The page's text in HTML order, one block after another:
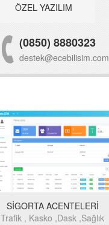
ÖZEL YAZILIM
(0850) 8880323
destek@ecebilisim.com
SİGORTA ACENTELERİ
Trafik , Kasko ,Dask ,Sağlık